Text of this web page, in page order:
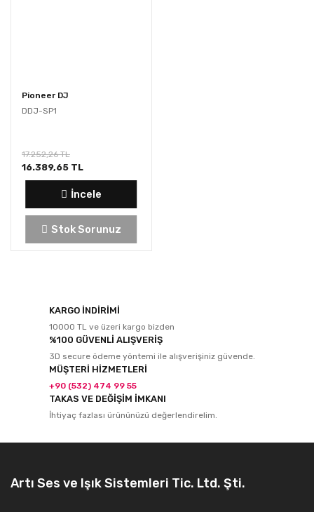
Pioneer DJ
DDJ-SP1
17.252,26 TL
16.389,65 TL
İncele
Stok Sorunuz
KARGO İNDİRİMİ
10000 TL ve üzeri kargo bizden
%100 GÜVENLİ ALIŞVERİŞ
3D secure ödeme yöntemi ile alışverişiniz güvende.
MÜŞTERİ HİZMETLERİ
+90 (532) 474 99 55
TAKAS VE DEĞİŞİM İMKANI
İhtiyaç fazlası ürününüzü değerlendirelim.
Artı Ses ve Işık Sistemleri Tic. Ltd. Şti.